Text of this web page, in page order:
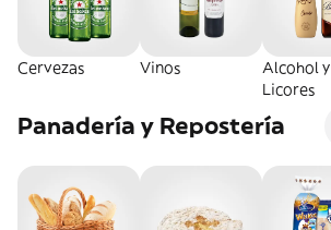
Cervezas Vinos
Alcohol y
Licores
Panadería y Repostería